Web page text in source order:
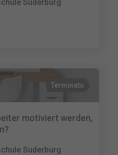
Suderburg
Terminato
motiviert werden,
Suderburg